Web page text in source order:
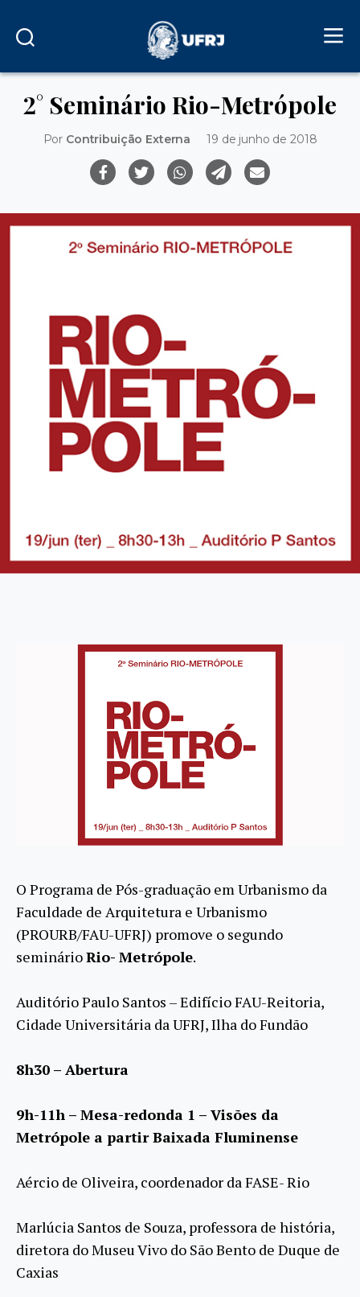
2° Seminário Rio-Metrópole
Por Contribuição Externa 19 de junho de 2018
O Programa de Pós-graduação em Urbanismo da
Faculdade de Arquitetura e Urbanismo
(PROURB/FAU-UFRJ) promove o segundo
seminárioRio- Metrópole.
Auditório Paulo Santos – Edifício FAU-Reitoria,
Cidade Universitária da UFRJ, Ilha do Fundão
8h30 – Abertura
9h-11h – Mesa-redonda 1 – Visões da
Metrópole a partir Baixada Fluminense
Aércio de Oliveira, coordenador da FASE- Rio
Marlúcia Santos de Souza, professora de história,
diretora do Museu Vivo do São Bento de Duque de
Caxias